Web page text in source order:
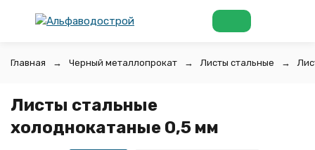
Главная Черный металлопрокат Листы стальные
Листы стальные
холоднокатаные 0,5 мм